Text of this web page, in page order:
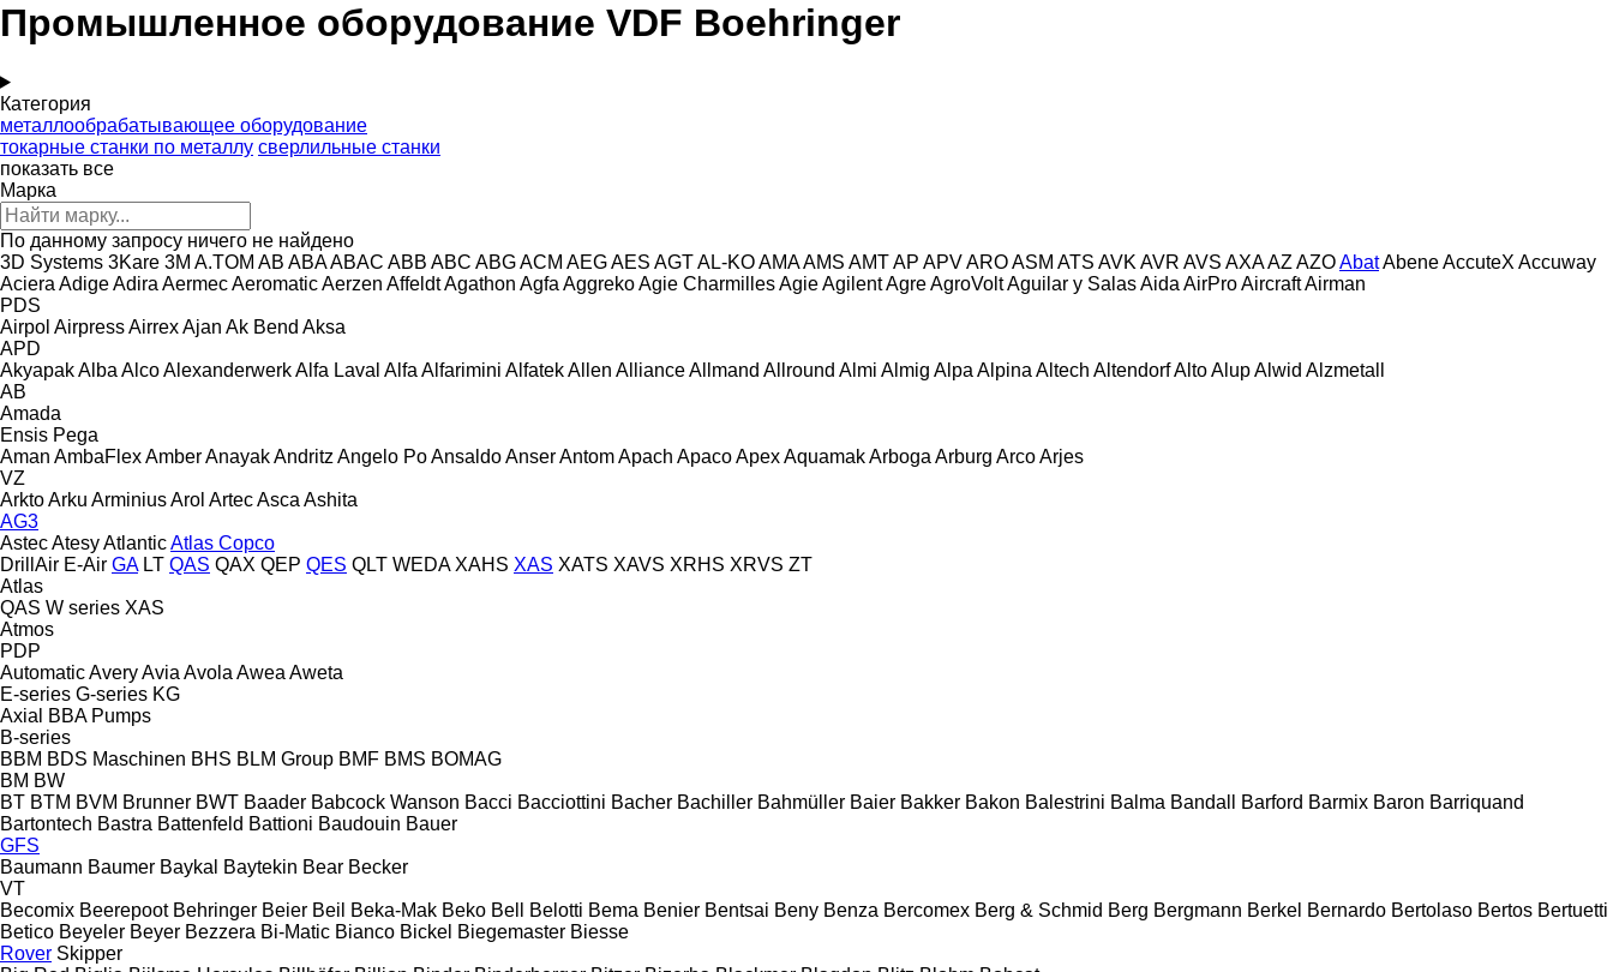
Промышленное оборудование VDF Boehringer
Категория
металлообрабатывающее оборудование
токарные станки по металлу сверлильные станки
показать все
Марка
По данному запросу ничего не найдено
3D Systems 3Kare 3M A.TOM AB ABAABAC ABB ABC ABGACM AEGAES AGTAL-KOAMAAMS AMTAP APVAROASM ATS AVK AVR AVS AXAAZ AZOAbatAbeneAccuteX Accuway
Aciera AdigeAdira AermecAeromaticAerzen AffeldtAgathon Agfa AggrekoAgie CharmillesAgieAgilentAgreAgroVoltAguilar y SalasAida AirProAircraftAirman
PDS
Airpol AirpressAirrexAjan Ak Bend Aksa
APD
AkyapakAlba AlcoAlexanderwerkAlfa Laval Alfa Alfarimini AlfatekAllen AllianceAllmand Allround Almi Almig Alpa Alpina Altech AltendorfAltoAlupAlwid Alzmetall
AB
Amada
Ensis Pega
Aman AmbaFlexAmberAnayakAndritz Angelo PoAnsaldoAnserAntomApach ApacoApexAquamakArboga Arburg ArcoArjes
VZ
ArktoArku ArminiusArol ArtecAsca Ashita
AG3
AstecAtesyAtlanticAtlas Copco
DrillAir E-Air GA LT QAS QAX QEP QES QLT WEDA XAHS XAS XATS XAVS XRHS XRVS ZT
Atlas
QAS W series XAS
Atmos
PDP
AutomaticAveryAvia Avola Awea Aweta
E-series G-series KG
Axial
BBA Pumps
B-series
BBM BDS Maschinen BHS BLM Group BMF BMS BOMAG
BM BW
BT BTM BVM Brunner BWT Baader Babcock Wanson Bacci Bacciottini Bacher Bachiller Bahmüller Baier Bakker Bakon Balestrini Balma Bandall Barford Barmix Baron Barriquand
Bartontech Bastra Battenfeld Battioni Baudouin Bauer
GFS
Baumann Baumer Baykal Baytekin Bear Becker
VT
Becomix Beerepoot Behringer Beier Beil Beka-Mak Beko Bell Belotti Bema Benier Bentsai Beny Benza Bercomex Berg & Schmid Berg Bergmann Berkel Bernardo Bertolaso Bertos Bertuetti
Betico Beyeler Beyer Bezzera Bi-Matic Bianco Bickel Biegemaster Biesse
Rover Skipper